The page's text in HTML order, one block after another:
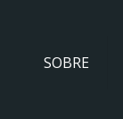
SOBRE